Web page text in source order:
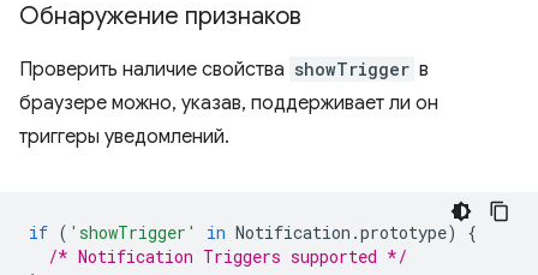
Обнаружение признаков
Проверить наличие свойства showTrigger в
браузере можно, указав, поддерживает ли он
триггеры уведомлений.
if ( 'showTrigger' in Notification .prototype)
{
/* Notification Triggers supported */